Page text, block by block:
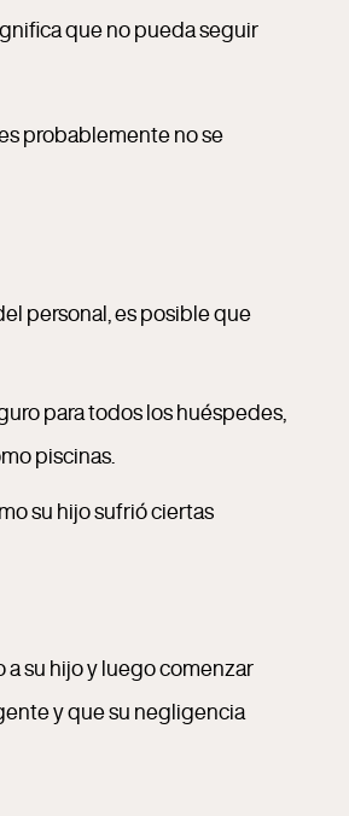
que no pueda seguir
probablemente no se
personal, es posible que
para todos los huéspedes,
piscinas.
su hijo sufrió ciertas
su hijo y luego comenzar
y que su negligencia